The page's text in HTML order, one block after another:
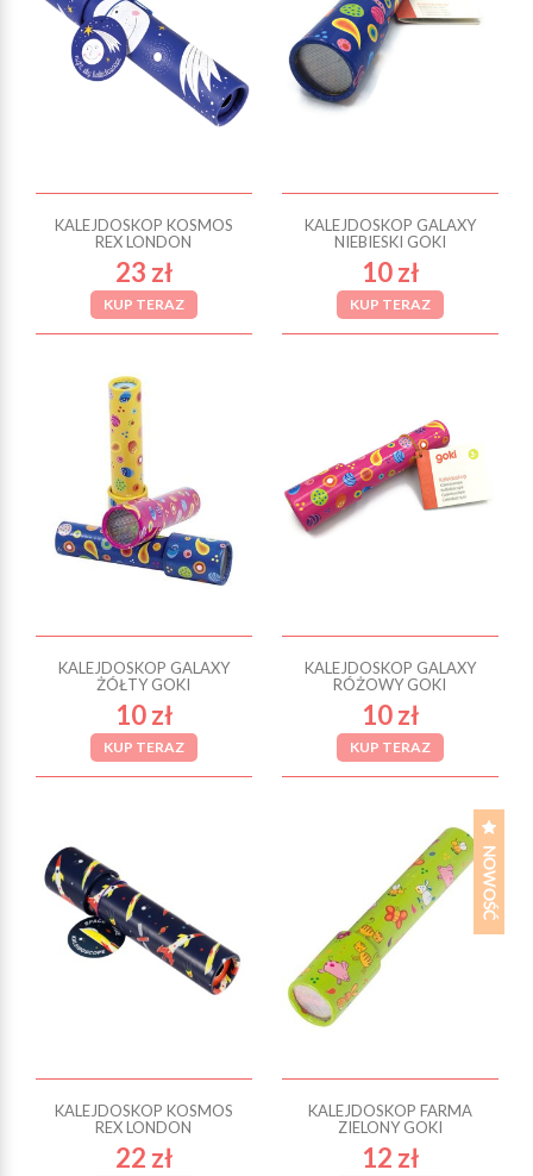
KALEJDOSKOP KOSMOS
REX LONDON
23 zł
KUP TERAZ
KALEJDOSKOP GALAXY
NIEBIESKI GOKI
10 zł
KUP TERAZ
KALEJDOSKOP GALAXY
ŻÓŁTY GOKI
10 zł
KUP TERAZ
KALEJDOSKOP GALAXY
RÓŻOWY GOKI
10 zł
KUP TERAZ
KALEJDOSKOP KOSMOS
REX LONDON
22 zł
KALEJDOSKOP FARMA
ZIELONY GOKI
12 zł